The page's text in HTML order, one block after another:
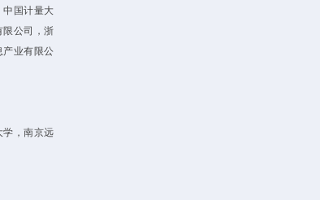
中国计量大
限公司，浙
产业有限公
学，南京远